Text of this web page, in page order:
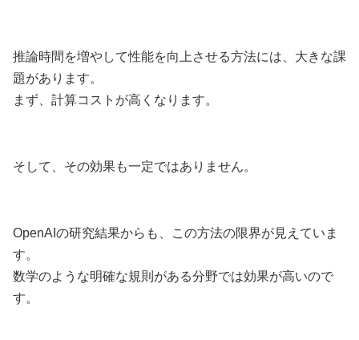
推論時間を増やして性能を向上させる方法には、大きな課
題があります。
まず、計算コストが高くなります。
そして、その効果も一定ではありません。
OpenAIの研究結果からも、この方法の限界が見えていま
す。
数学のような明確な規則がある分野では効果が高いので
す。